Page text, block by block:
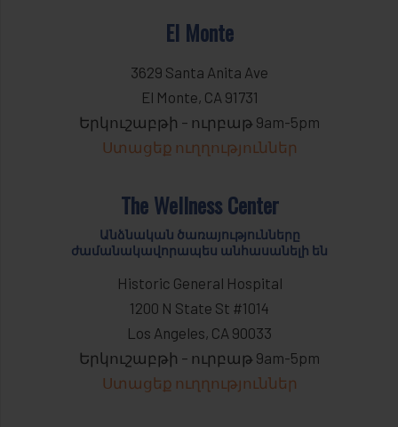
El Monte
3629 Santa Anita Ave
El Monte, CA 91731
Երկուշաբթի – ուրբաթ 9am-5pm
Ստացեք ուղղություններ
The Wellness Center
Անձնական ծառայությունները
ժամանակավորապես անհասանելի են
Historic General Hospital
1200 N State St #1014
Los Angeles, CA 90033
Երկուշաբթի – ուրբաթ 9am-5pm
Ստացեք ուղղություններ